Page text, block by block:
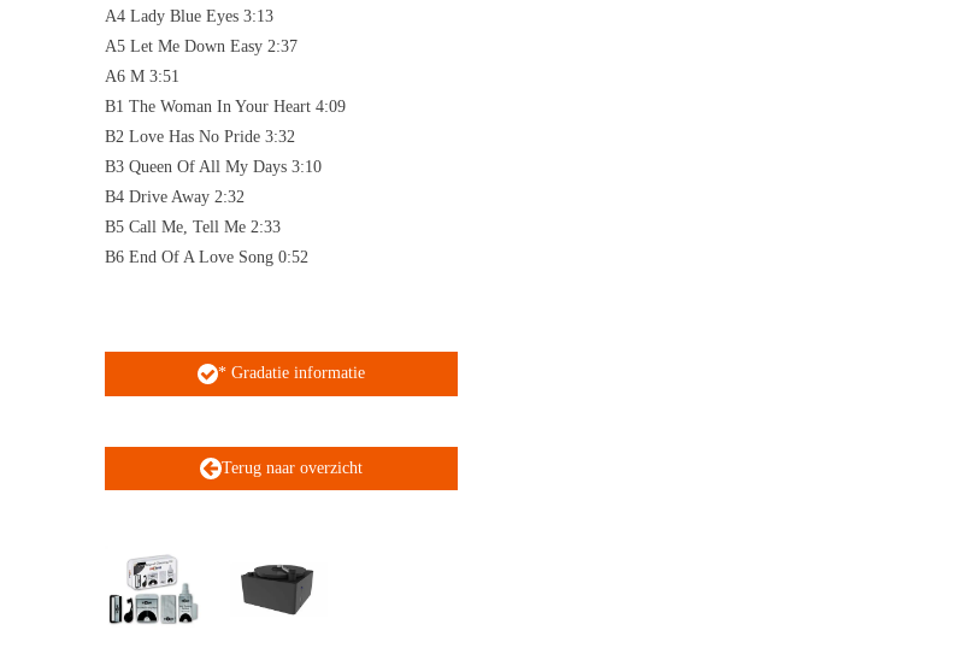
A4 Lady Blue Eyes 3:13
A5 Let Me Down Easy 2:37
A6 M 3:51
B1 The Woman In Your Heart 4:09
B2 Love Has No Pride 3:32
B3 Queen Of All My Days 3:10
B4 Drive Away 2:32
B5 Call Me, Tell Me 2:33
B6 End Of A Love Song 0:52
* Gradatie informatie
Terug naar overzicht